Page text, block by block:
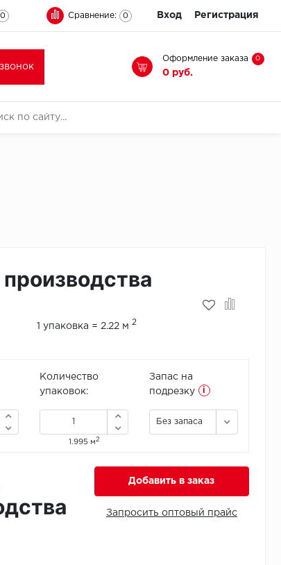
0 Сравнение: 0 Вход Регистрация
Оформление заказа 0
0 руб.
1 упаковка = 2.22 м 2
Количество
упаковок:
1.995 м2
Запас на
подрезку
i
Без запаса
Добавить в заказ
Запросить оптовый прайс